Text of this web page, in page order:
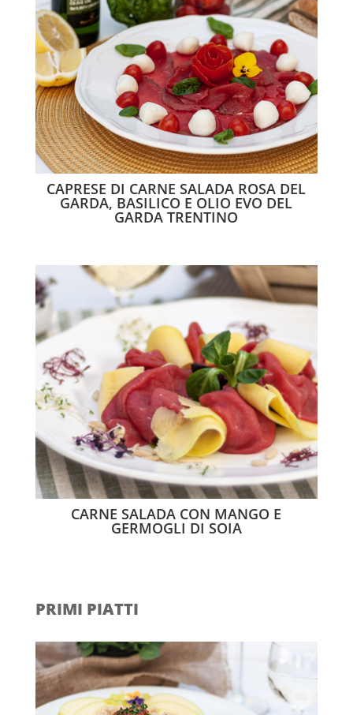
CAPRESE DI CARNE SALADA ROSA DEL
GARDA, BASILICO E OLIO EVO DEL
GARDA TRENTINO
CARNE SALADA CON MANGO E
GERMOGLI DI SOIA
PRIMI PIATTI